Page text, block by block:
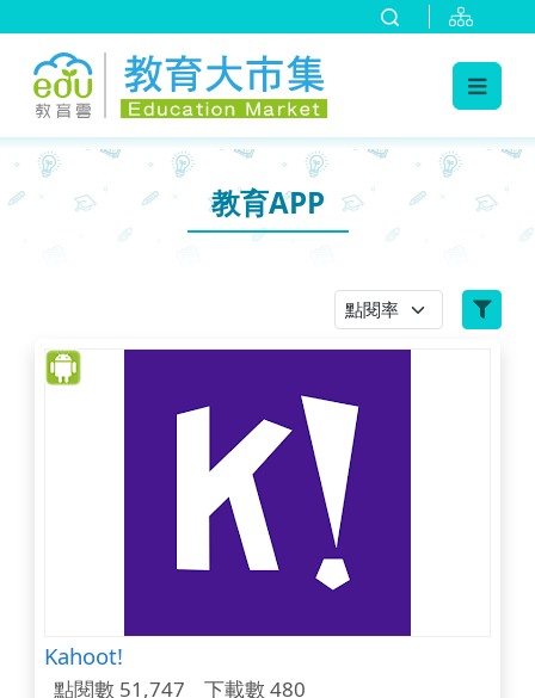
::: 教育APP
Kahoot!
點閱數 51,747 下載數 480